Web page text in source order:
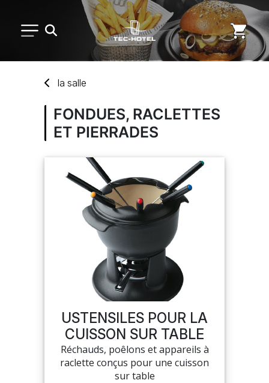
ARTS DE LA TABLE
USAGE UNIQUE
DISTRIBUTION DE REPAS
MON COMPTE
la salle
FONDUES, RACLETTES
ET PIERRADES
USTENSILES POUR LA
CUISSON SUR TABLE
Réchauds, poêlons et appareils à
raclette conçus pour une cuisson
sur table